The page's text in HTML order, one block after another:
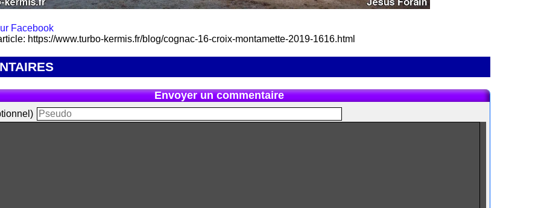
https://www.turbo-kermis.fr/blog/cognac-16-croix-montamette-2019-1616.html
Envoyer un commentaire